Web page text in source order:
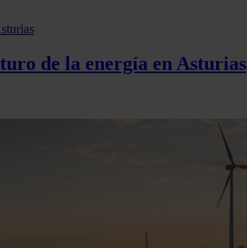
de la energía en Asturias